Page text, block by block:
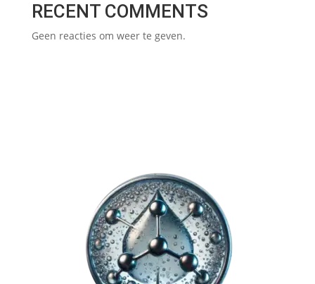
RECENT COMMENTS
Geen reacties om weer te geven.